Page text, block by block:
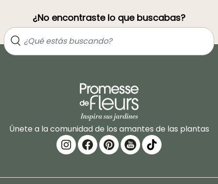
¿No encontraste lo que buscabas?
Únete a la comunidad de los amantes de las plantas